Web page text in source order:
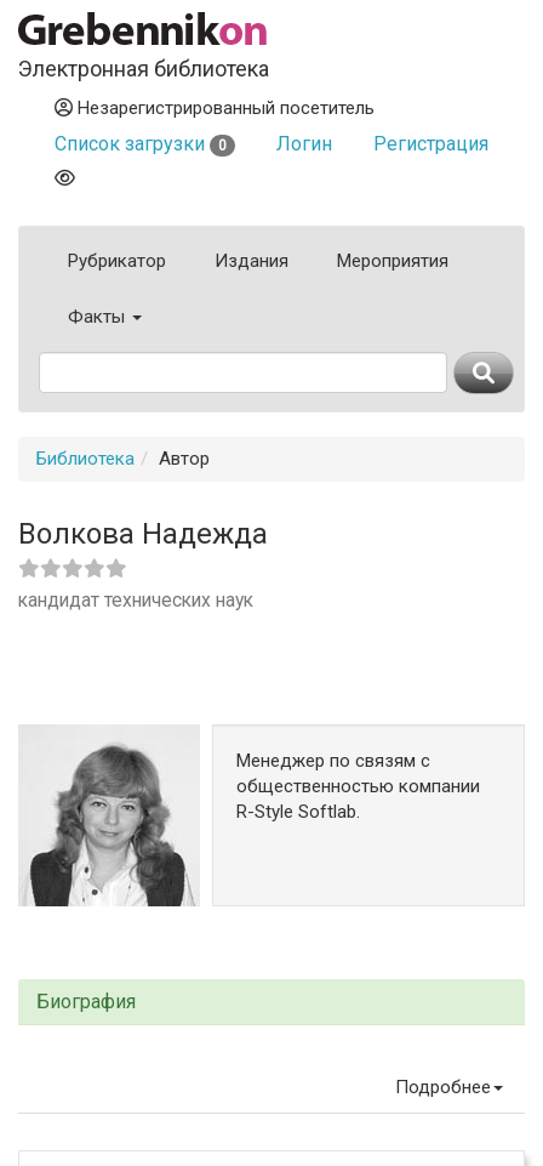
Электронная библиотека
Незарегистрированный посетитель
Список загрузки 0 Логин Регистрация
Рубрикатор Издания Мероприятия
Факты
Библиотека Автор
Волкова Надежда
кандидат технических наук
Менеджер по связям с
общественностью компании
R-Style Softlab.
Биография
Подробнее